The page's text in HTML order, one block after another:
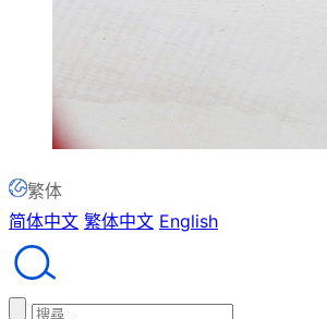
繁体
简体中文 繁体中文 English